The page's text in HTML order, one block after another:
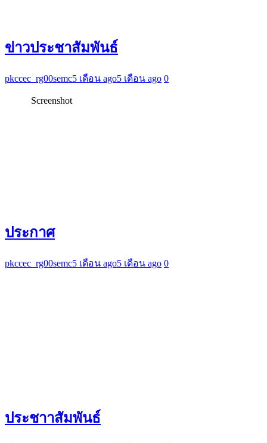
ข่าวประชาสัมพันธ์
pkccec_rg00semc5 เดือน ago5 เดือน ago 0
Screenshot
ประกาศ
pkccec_rg00semc5 เดือน ago5 เดือน ago 0
ประชาาสัมพันธ์